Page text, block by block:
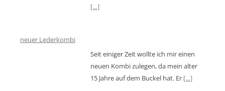
[…]
neuer Lederkombi
Seit einiger Zeit wollte ich mir einen
neuen Kombi zulegen, da mein alter
15 Jahre auf dem Buckel hat. Er […]